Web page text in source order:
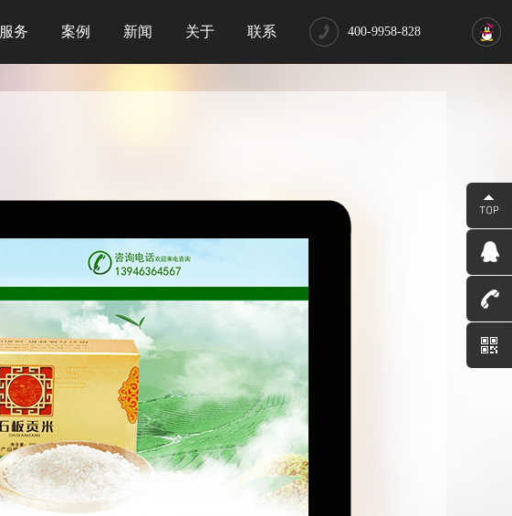
服务 案例 新闻 关于 联系 400-9958-828